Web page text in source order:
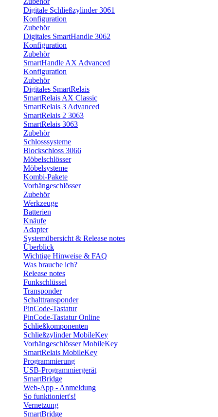
Digitale Schließzylinder 3061
Konfiguration
Zubehör
Digitales SmartHandle 3062
Konfiguration
Zubehör
SmartHandle AX Advanced
Konfiguration
Zubehör
Digitales SmartRelais
SmartRelais AX Classic
SmartRelais 3 Advanced
SmartRelais 2 3063
SmartRelais 3063
Zubehör
Schlosssysteme
Blockschloss 3066
Möbelschlösser
Möbelsysteme
Kombi-Pakete
Vorhängeschlösser
Zubehör
Werkzeuge
Batterien
Knäufe
Adapter
Systemübersicht & Release notes
Überblick
Wichtige Hinweise & FAQ
Was brauche ich?
Release notes
Funkschlüssel
Transponder
Schalttransponder
PinCode-Tastatur
PinCode-Tastatur Online
Schließkomponenten
Schließzylinder MobileKey
Vorhängeschlösser MobileKey
SmartRelais MobileKey
Programmierung
USB-Programmiergerät
SmartBridge
Web-App - Anmeldung
So funktioniert's!
Vernetzung
SmartBridge